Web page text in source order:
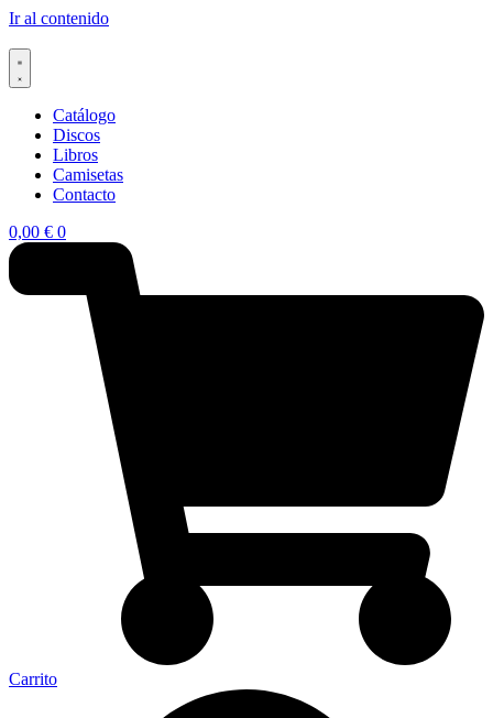
Ir al contenido
Catálogo
Discos
Libros
Camisetas
Contacto
0,00 € 0
Carrito